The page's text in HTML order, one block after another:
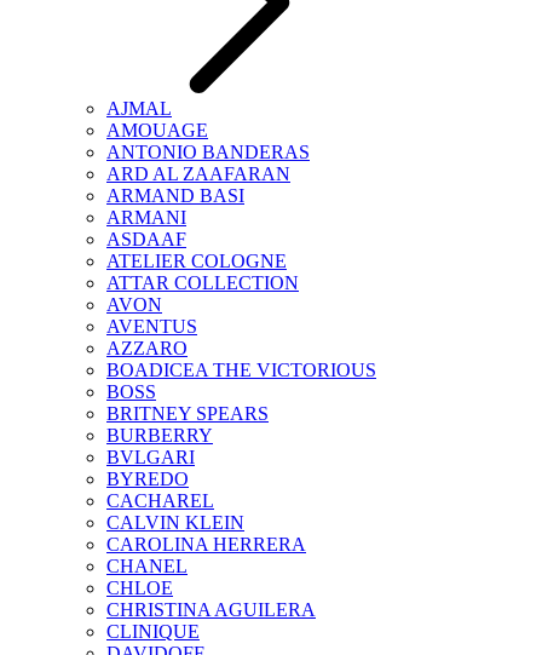
AJMAL
AMOUAGE
ANTONIO BANDERAS
ARD AL ZAAFARAN
ARMAND BASI
ARMANI
ASDAAF
ATELIER COLOGNE
ATTAR COLLECTION
AVON
AVENTUS
AZZARO
BOADICEA THE VICTORIOUS
BOSS
BRITNEY SPEARS
BURBERRY
BVLGARI
BYREDO
CACHAREL
CALVIN KLEIN
CAROLINA HERRERA
CHANEL
CHLOE
CHRISTINA AGUILERA
CLINIQUE